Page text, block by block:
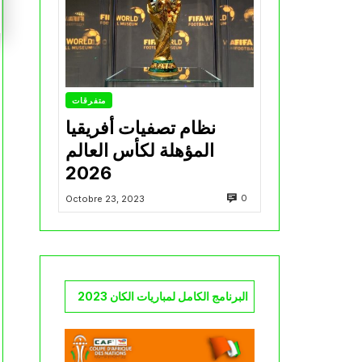
متفرقات
نظام تصفيات أفريقيا
المؤهلة لكأس العالم
2026
Octobre 23, 2023 0
البرنامج الكامل لمباريات الكان 2023